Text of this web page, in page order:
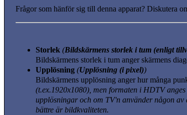
Frågor som hänför sig till denna apparat? Diskutera
Storlek (Bildskärmens storlek i tum (enligt
Bildskärmens storlek i tum anger skärmens
Upplösning (Upplösning (i pixel))
Bildskärmens upplösning anger hur många
(t.ex.1920x1080) , men formaten i HDTV
upplösningar och om TV'n använder någon
bättre är bildkvaliteten.